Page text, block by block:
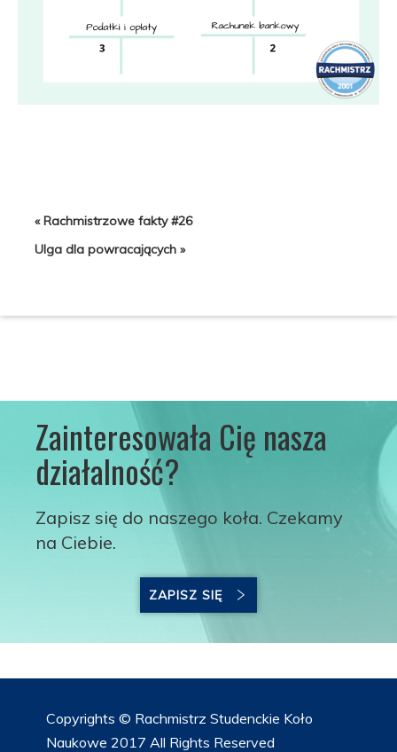
« Rachmistrzowe fakty #26
Ulga dla powracających »
Zainteresowała Cię nasza
działalność?
Zapisz się do naszego koła. Czekamy
na Ciebie.
ZAPISZ SIĘ
Copyrights © Rachmistrz Studenckie Koło
Naukowe 2017 All Rights Reserved